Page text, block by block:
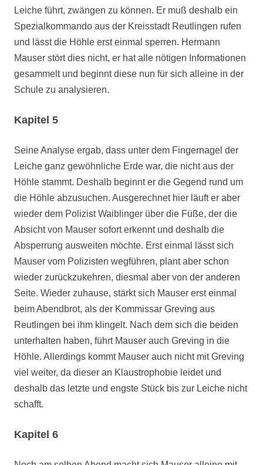
Leiche führt, zwängen zu können. Er muß deshalb ein
Spezialkommando aus der Kreisstadt Reutlingen rufen
und lässt die Höhle erst einmal sperren. Hermann
Mauser stört dies nicht, er hat alle nötigen Informationen
gesammelt und beginnt diese nun für sich alleine in der
Schule zu analysieren.
Kapitel 5
Seine Analyse ergab, dass unter dem Fingernagel der
Leiche ganz gewöhnliche Erde war, die nicht aus der
Höhle stammt. Deshalb beginnt er die Gegend rund um
die Höhle abzusuchen. Ausgerechnet hier läuft er aber
wieder dem Polizist Waiblinger über die Füße, der die
Absicht von Mauser sofort erkennt und deshalb die
Absperrung ausweiten möchte. Erst einmal lässt sich
Mauser vom Polizisten wegführen, plant aber schon
wieder zurückzukehren, diesmal aber von der anderen
Seite. Wieder zuhause, stärkt sich Mauser erst einmal
beim Abendbrot, als der Kommissar Greving aus
Reutlingen bei ihm klingelt. Nach dem sich die beiden
unterhalten haben, führt Mauser auch Greving in die
Höhle. Allerdings kommt Mauser auch nicht mit Greving
viel weiter, da dieser an Klaustrophobie leidet und
deshalb das letzte und engste Stück bis zur Leiche nicht
schafft.
Kapitel 6